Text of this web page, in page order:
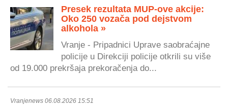
Presek rezultata MUP-ove akcije:
Oko 250 vozača pod dejstvom
alkohola »
Vranje - Pripadnici Uprave saobraćajne
policije u Direkciji policije otkrili su više
od 19.000 prekršaja prekoračenja do...
Vranjenews 06.08.2026 15:51